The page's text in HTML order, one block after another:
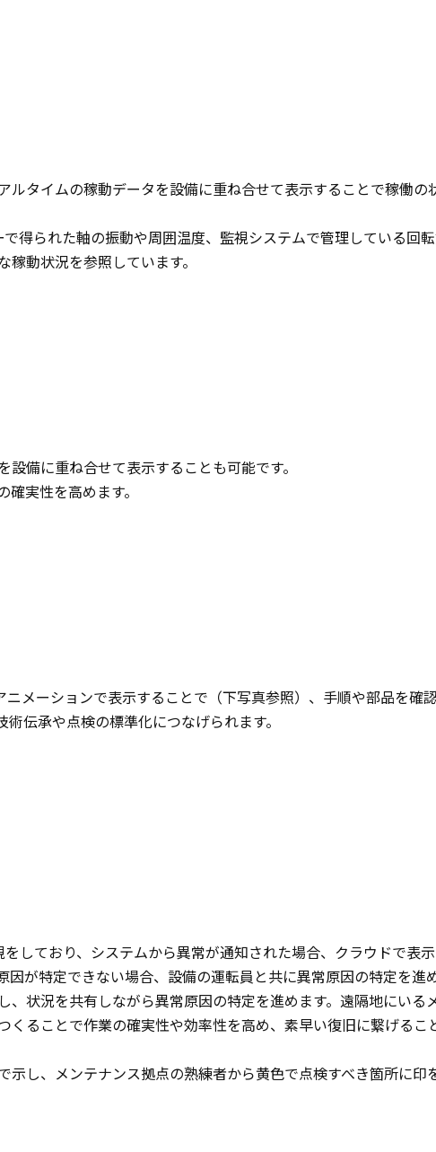
ルタイムの稼動データを設備に重ね合せて表示することで稼働の
得られた軸の振動や周囲温度、監視システムで管理している回
動状況を参照しています。
備に重ね合せて表示することも可能です。
実性を高めます。
メーションで表示することで（下写真参照）、手順や部品を確
伝承や点検の標準化につなげられます。
しており、システムから異常が通知された場合、クラウドで表
が特定できない場合、設備の運転員と共に異常原因の特定を進め
状況を共有しながら異常原因の特定を進めます。遠隔地にいる
くることで作業の確実性や効率性を高め、素早い復旧に繋げるこ
示し、メンテナンス拠点の熟練者から黄色で点検すべき箇所に印